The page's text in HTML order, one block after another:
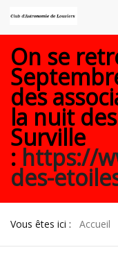
On se
des
la nuit
Surville
: https://
des-
Vous êtes ici : Accueil